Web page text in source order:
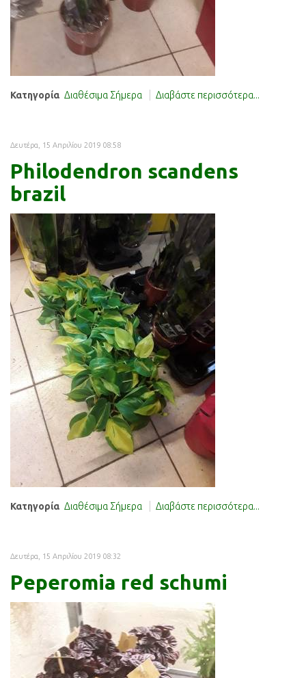
Κατηγορία Διαθέσιμα Σήμερα Διαβάστε περισσότερα...
Δευτέρα, 15 Απριλίου 2019 08:58
Philodendron scandens
brazil
Κατηγορία Διαθέσιμα Σήμερα Διαβάστε περισσότερα...
Δευτέρα, 15 Απριλίου 2019 08:32
Peperomia red schumi